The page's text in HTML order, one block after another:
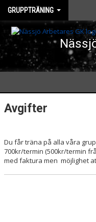
GRUPPTRÄNING
GRUPPTRÄNING
KONTAKT
Avgifter
Du får träna på alla våra
700kr/termin (500kr/termin
med faktura men möjlighet